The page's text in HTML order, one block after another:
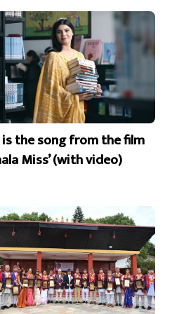
is the song from the film
Miss’ (with video)